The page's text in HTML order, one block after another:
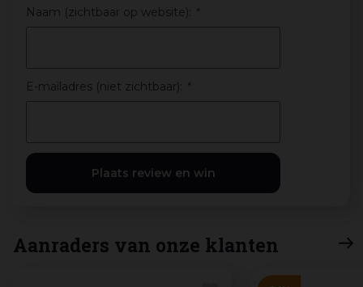
Naam (zichtbaar op website): *
E-mailadres (niet zichtbaar): *
Aanraders van onze klanten